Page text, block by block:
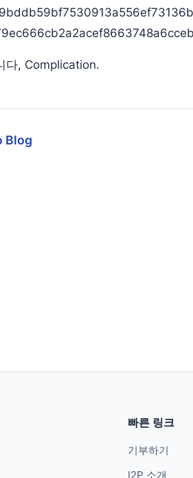
다, Complication.
Blog
빠른 링크
기부하기
I2P 소개